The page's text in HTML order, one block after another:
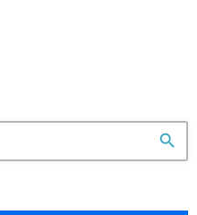
search